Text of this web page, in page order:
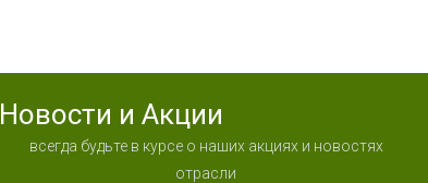
Новости и Акции
всегда будьте в курсе о наших акциях и новостях
отрасли